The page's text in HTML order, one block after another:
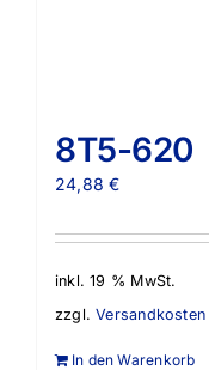
8T5-620
24,88€
inkl. 19 % MwSt.
zzgl.Versandkosten
In den Warenkorb